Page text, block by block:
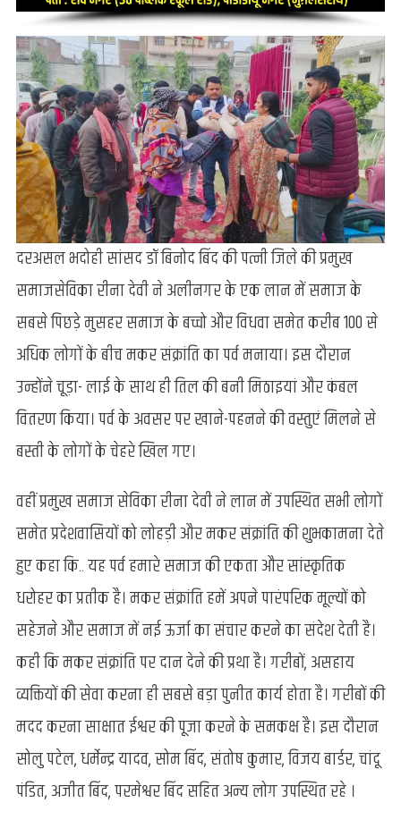
दरअसल भदोही सांसद डॉ बिनोद बिंद की पत्नी जिले की प्रमुख
समाजसेविका रीना देवी ने अलीनगर के एक लान में समाज के
सबसे पिछड़े मुसहर समाज के बच्चो और विधवा समेत करीब 100 से
अधिक लोगों के बीच मकर संक्रांति का पर्व मनाया। इस दौरान
उन्होंने चूड़ा- लाई के साथ ही तिल की बनी मिठाइयां और कंबल
वितरण किया। पर्व के अवसर पर खाने-पहनने की वस्तुएं मिलने से
बस्ती के लोगों के चेहरे खिल गए।
वहीं प्रमुख समाज सेविका रीना देवी ने लान में उपस्थित सभी लोगों
समेत प्रदेशवासियों को लोहड़ी और मकर संक्रांति की शुभकामना देते
हुए कहा कि.. यह पर्व हमारे समाज की एकता और सांस्कृतिक
धरोहर का प्रतीक है। मकर संक्रांति हमें अपने पारंपरिक मूल्यों को
सहेजने और समाज में नई ऊर्जा का संचार करने का संदेश देती है।
कही कि मकर संक्रांति पर दान देने की प्रथा है। गरीबों, असहाय
व्यक्तियों की सेवा करना ही सबसे बड़ा पुनीत कार्य होता है। गरीबों की
मदद करना साक्षात ईश्वर की पूजा करने के समकक्ष है। इस दौरान
सोलु पटेल, धर्मेन्द्र यादव, सोम बिंद, संतोष कुमार, विजय बार्डर, चांदू
पंडित, अजीत बिंद, परमेश्वर बिंद सहित अन्य लोग उपस्थित रहे ।